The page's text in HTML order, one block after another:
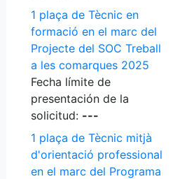
1 plaça de Tècnic en
formació en el marc del
Projecte del SOC Treball
a les comarques 2025
Fecha límite de
presentación de la
solicitud: ---
1 plaça de Tècnic mitjà
d'orientació professional
en el marc del Programa